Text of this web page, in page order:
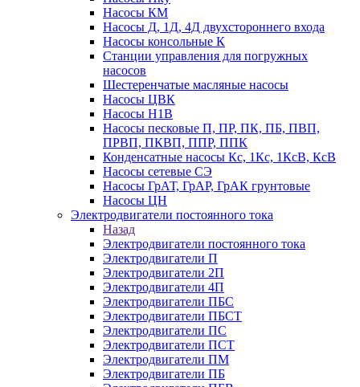
Насосы КМ
Насосы Д, 1Д, 4Д двухстороннего входа
Насосы консольные К
Станции управления для погружных
насосов
Шестеренчатые масляные насосы
Насосы ЦВК
Насосы Н1В
Насосы песковые П, ПР, ПК, ПБ, ПВП,
ПРВП, ПКВП, ППР, ППК
Конденсатные насосы Кс, 1Кс, 1КсВ, КсВ
Насосы сетевые СЭ
Насосы ГрАТ, ГрАР, ГрАК грунтовые
Насосы ЦН
Электродвигатели постоянного тока
Назад
Электродвигатели постоянного тока
Электродвигатели П
Электродвигатели 2П
Электродвигатели 4П
Электродвигатели ПБС
Электродвигатели ПБСТ
Электродвигатели ПС
Электродвигатели ПСТ
Электродвигатели ПМ
Электродвигатели ПБ